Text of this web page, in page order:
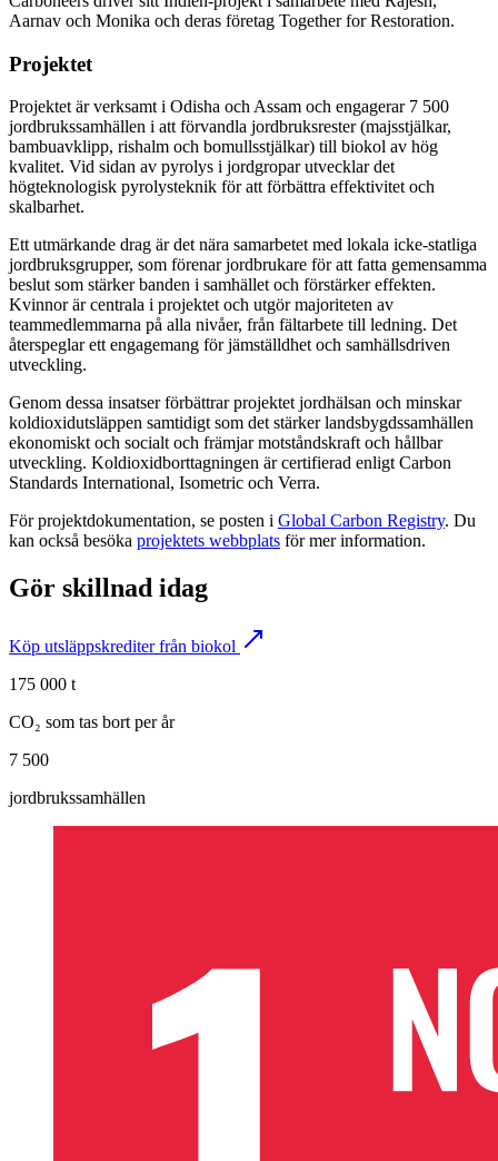
Aarnav och Monika och deras företag Together for Restoration.
Projektet
Projektet är verksamt i Odisha och Assam och engagerar 7 500
jordbrukssamhällen i att förvandla jordbruksrester (majsstjälkar,
bambuavklipp, rishalm och bomullsstjälkar) till biokol av hög
kvalitet. Vid sidan av pyrolys i jordgropar utvecklar det
högteknologisk pyrolysteknik för att förbättra effektivitet och
skalbarhet.
Ett utmärkande drag är det nära samarbetet med lokala icke-statliga
jordbruksgrupper, som förenar jordbrukare för att fatta gemensamma
beslut som stärker banden i samhället och förstärker effekten.
Kvinnor är centrala i projektet och utgör majoriteten av
teammedlemmarna på alla nivåer, från fältarbete till ledning. Det
återspeglar ett engagemang för jämställdhet och samhällsdriven
utveckling.
Genom dessa insatser förbättrar projektet jordhälsan och minskar
koldioxidutsläppen samtidigt som det stärker landsbygdssamhällen
ekonomiskt och socialt och främjar motståndskraft och hållbar
utveckling. Koldioxidborttagningen är certifierad enligt Carbon
Standards International, Isometric och Verra.
För projektdokumentation, se posten i Global Carbon Registry. Du
kan också besöka projektets webbplats för mer information.
Gör skillnad idag
Köp utsläppskrediter från biokol
175 000 t
CO₂ som tas bort per år
7 500
jordbrukssamhällen